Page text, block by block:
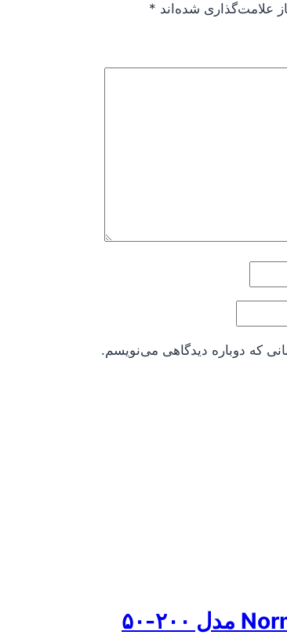
علامت‌گذاری شده‌اند *
که دوباره دیدگاهی می‌نویسم.